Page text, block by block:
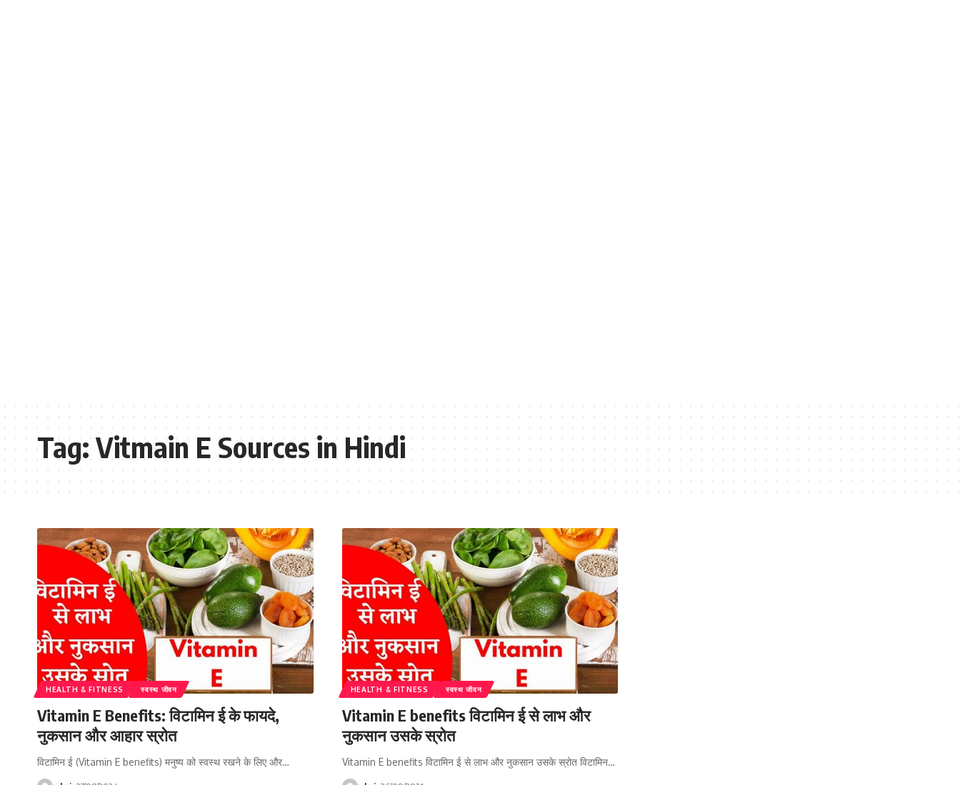
Tag:Vitmain E Sources in Hindi
HEALTH & FITNESS स्वस्थ जीवन
Vitamin E Benefits: विटामिन ई के फायदे,
नुकसान और आहार स्रोत
विटामिन ई (Vitamin E benefits) मनुष्य को स्वस्थ रखने के लिए और…
HEALTH & FITNESS स्वस्थ जीवन
Vitamin E benefits विटामिन ई से लाभ और
नुकसान उसके स्रोत
Vitamin E benefits विटामिन ई से लाभ और नुकसान उसके स्रोत विटामिन…